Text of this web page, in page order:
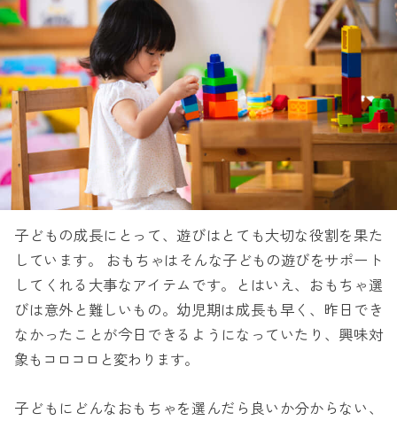
子どもの成長にとって、遊びはとても大切な役割を果た
しています。 おもちゃはそんな子どもの遊びをサポート
してくれる大事なアイテムです。とはいえ、おもちゃ選
びは意外と難しいもの。幼児期は成長も早く、昨日でき
なかったことが今日できるようになっていたり、興味対
象もコロコロと変わります。
子どもにどんなおもちゃを選んだら良いか分からない、